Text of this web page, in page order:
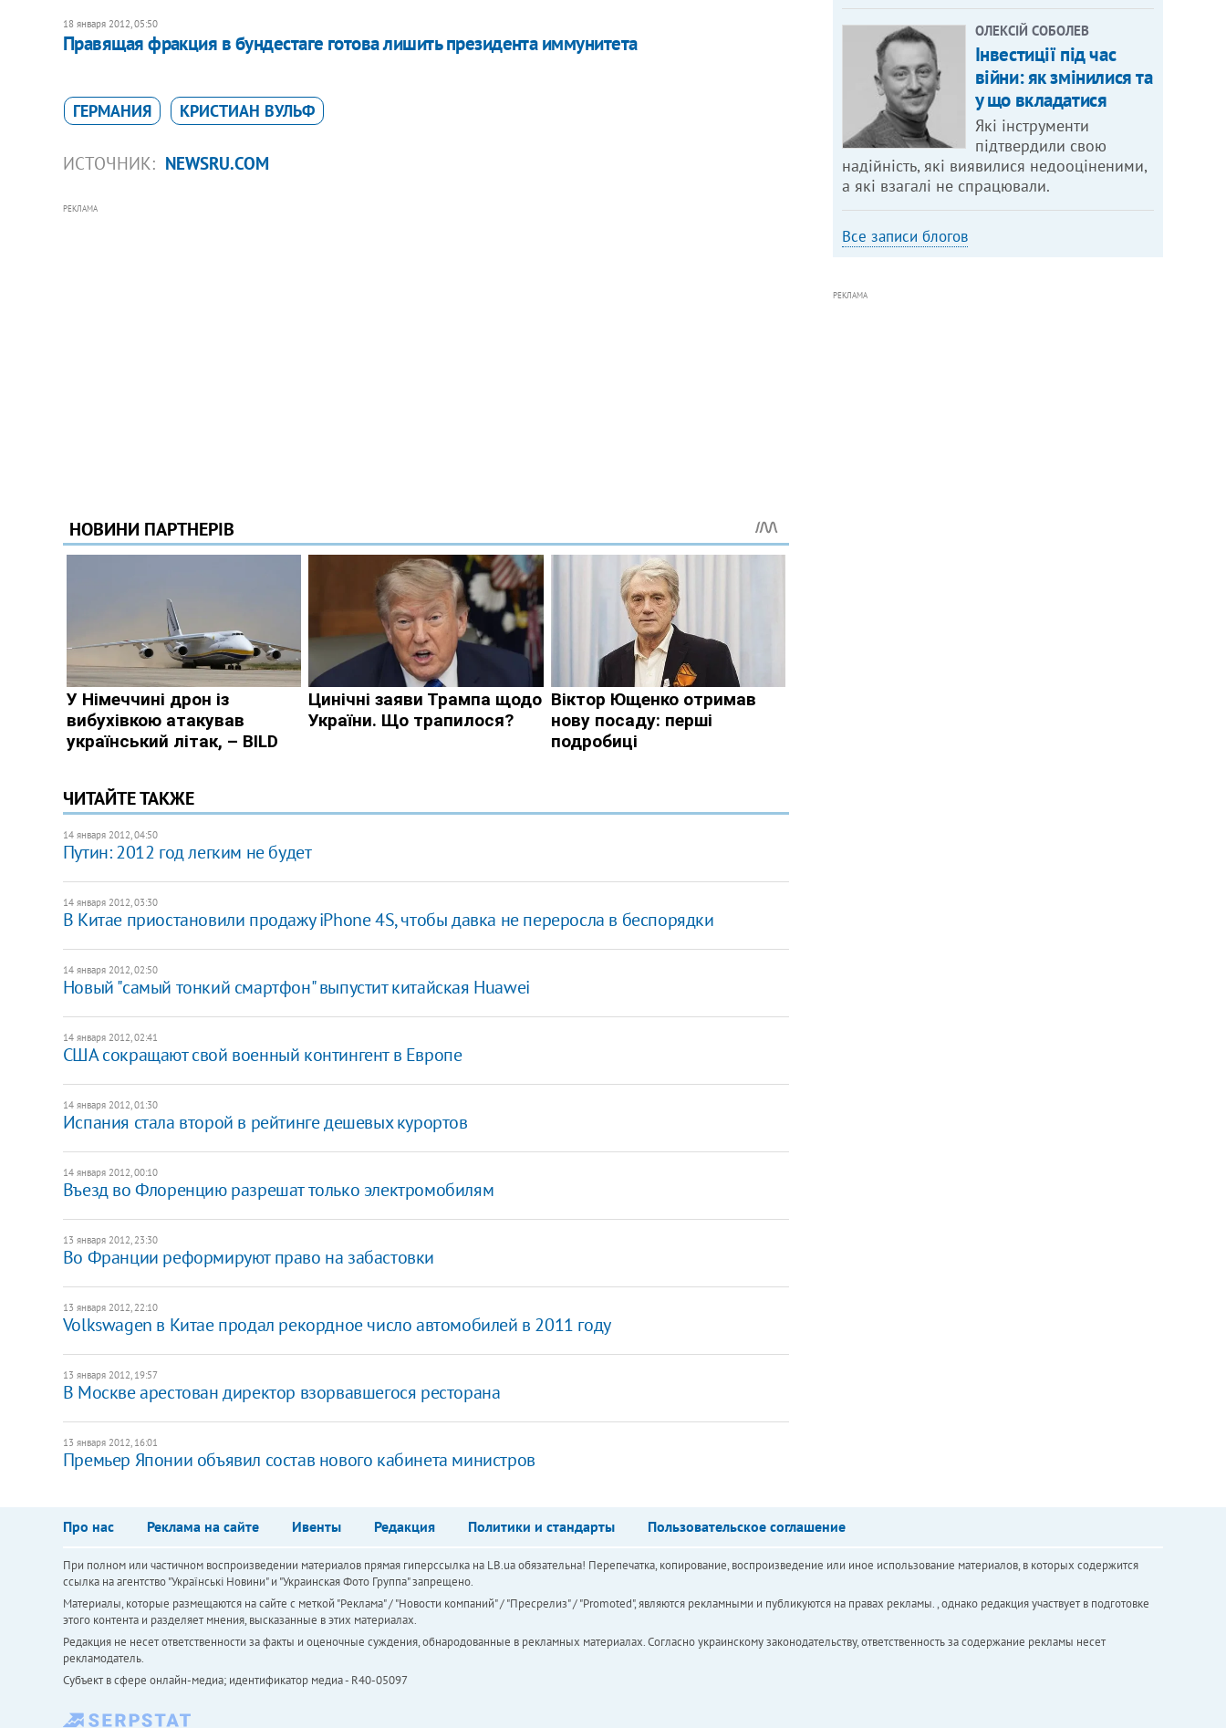
18 января 2012, 05:50
Правящая фракция в бундестаге готова лишить президента иммунитета
ГЕРМАНИЯ КРИСТИАН ВУЛЬФ
ИСТОЧНИК: NEWSRU.COM
РЕКЛАМА
ЧИТАЙТЕ ТАКЖЕ
14 января 2012, 04:50
Путин: 2012 год легким не будет
14 января 2012, 03:30
В Китае приостановили продажу iPhone 4S, чтобы давка не переросла в беспорядки
14 января 2012, 02:50
Новый "самый тонкий смартфон" выпустит китайская Huawei
14 января 2012, 02:41
​США сокращают свой военный контингент в Европе
14 января 2012, 01:30
Испания стала второй в рейтинге дешевых курортов
14 января 2012, 00:10
Въезд во Флоренцию разрешат только электромобилям
13 января 2012, 23:30
Во Франции реформируют право на забастовки
13 января 2012, 22:10
Volkswagen в Китае продал рекордное число автомобилей в 2011 году
13 января 2012, 19:57
В Москве арестован директор взорвавшегося ресторана
13 января 2012, 16:01
Премьер Японии объявил состав нового кабинета министров
ОЛЕКСІЙ СОБОЛЕВ
Інвестиції під час
війни: як змінилися та
у що вкладатися
Які інструменти
підтвердили свою
надійність, які виявилися недооціненими,
а які взагалі не спрацювали.
Все записи блогов
РЕКЛАМА
Про нас Реклама на сайте Ивенты Редакция Политики и стандарты Пользовательское соглашение
При полном или частичном воспроизведении материалов прямая гиперссылка на LB.ua обязательна! Перепечатка, копирование, воспроизведение или иное использование материалов, в которых содержится
ссылка на агентство "Українськi Новини" и "Украинская Фото Группа" запрещено.
Материалы, которые размещаются на сайте с меткой "Реклама" / "Новости компаний" / "Пресрелиз" / "Promoted", являются рекламными и публикуются на правах рекламы. , однако редакция участвует в подготовке
этого контента и разделяет мнения, высказанные в этих материалах.
Редакция не несет ответственности за факты и оценочные суждения, обнародованные в рекламных материалах. Согласно украинскому законодательству, ответственность за содержание рекламы несет
рекламодатель.
Субъект в сфере онлайн-медиа; идентификатор медиа - R40-05097